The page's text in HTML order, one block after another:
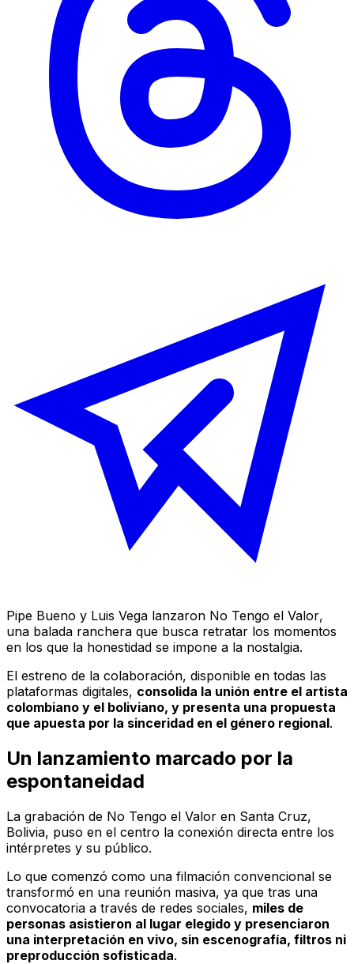
Pipe Bueno y Luis Vega lanzaron No Tengo el Valor,
una balada ranchera que busca retratar los momentos
en los que la honestidad se impone a la nostalgia.
El estreno de la colaboración, disponible en todas las
plataformas digitales, consolida la unión entre el artista
colombiano y el boliviano, y presenta una propuesta
que apuesta por la sinceridad en el género regional.
Un lanzamiento marcado por la
espontaneidad
La grabación de No Tengo el Valor en Santa Cruz,
Bolivia, puso en el centro la conexión directa entre los
intérpretes y su público.
Lo que comenzó como una filmación convencional se
transformó en una reunión masiva, ya que tras una
convocatoria a través de redes sociales, miles de
personas asistieron al lugar elegido y presenciaron
una interpretación en vivo, sin escenografía, filtros ni
preproducción sofisticada.